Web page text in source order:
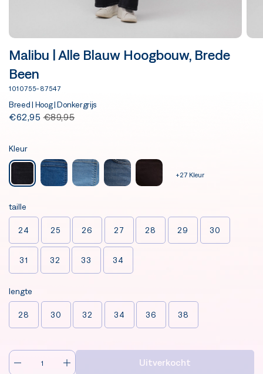
Malibu | Alle Blauw Hoogbouw, Brede
Been
1010755-87547
Breed | Hoog | Donkergrijs
€62,95 €89,95
Kleur
+27 Kleur
taille
24 25 26 27 28 29 30
31 32 33 34
lengte
28 30 32 34 36 38
Uitverkocht